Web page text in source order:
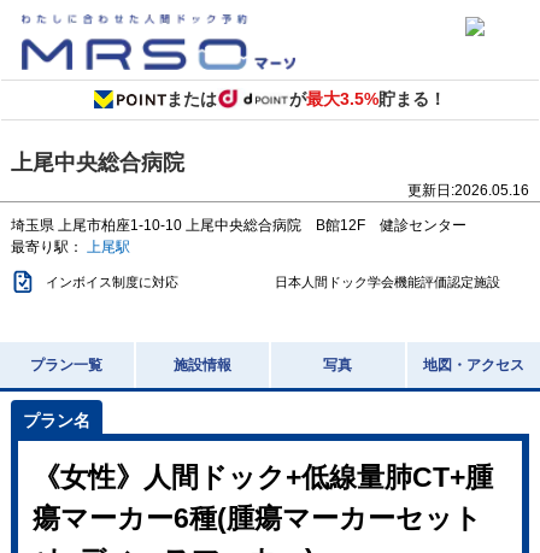
または が最大3.5%貯まる！
上尾中央総合病院
更新日:2026.05.16
埼玉県 上尾市柏座1-10-10 上尾中央総合病院 B館12F 健診センター
最寄り駅： 上尾駅
インボイス制度に対応 日本人間ドック学会機能評価認定施設
プラン一覧 施設情報 写真 地図・アクセス
《女性》人間ドック+低線量肺CT+腫
瘍マーカー6種(腫瘍マーカーセット